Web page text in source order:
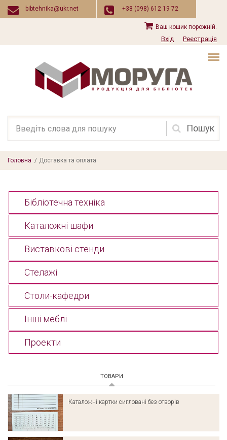
bibtehnika@ukr.net +38 (098) 612 19 72
Ваш кошик порожній.
Вхід Реєстрація
Пошукова
форма
Головна / Доставка та оплата
Бібліотечна техніка
Каталожні шафи
Виставкові стенди
Стелажі
Столи-кафедри
Інші меблі
Проекти
ТОВАРИ
Каталожні картки сигловані без отворів